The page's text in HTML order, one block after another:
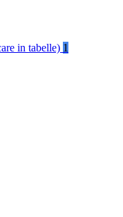
in tabelle) 1